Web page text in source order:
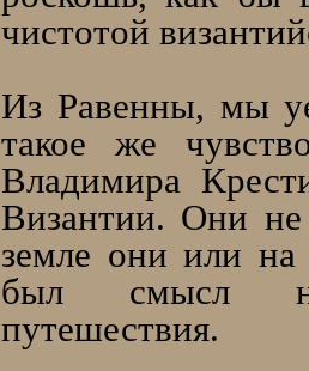
чистотой
Из Равенны, мы
такое же
Владимира
Византии. Они
земле они или
был смысл
путешествия.